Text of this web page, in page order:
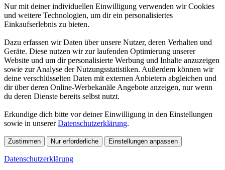
Nur mit deiner individuellen Einwilligung verwenden wir Cookies
und weitere Technologien, um dir ein personalisiertes
Einkaufserlebnis zu bieten.
Dazu erfassen wir Daten über unsere Nutzer, deren Verhalten und
Geräte. Diese nutzen wir zur laufenden Optimierung unserer
Website und um dir personalisierte Werbung und Inhalte anzuzeigen
sowie zur Analyse der Nutzungsstatistiken. Außerdem können wir
deine verschlüsselten Daten mit externen Anbietern abgleichen und
dir über deren Online-Werbekanäle Angebote anzeigen, nur wenn
du deren Dienste bereits selbst nutzt.
Erkundige dich bitte vor deiner Einwilligung in den Einstellungen
sowie in unsererDatenschutzerklärung.
Zustimmen Nur erforderliche Einstellungen anpassen
Datenschutzerklärung